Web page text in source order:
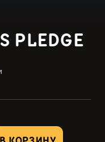
PLEDGE